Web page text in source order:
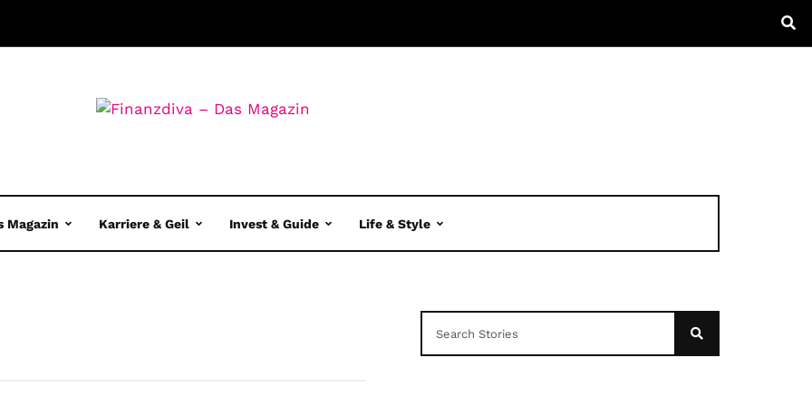
Magazin Karriere & Geil Invest & Guide Life & Style